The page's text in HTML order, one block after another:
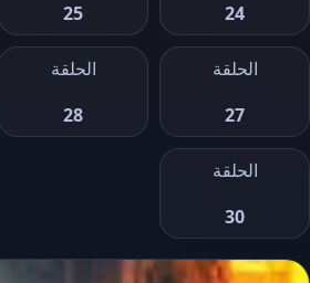
24
25
الحلقة
27
الحلقة
28
الحلقة
30